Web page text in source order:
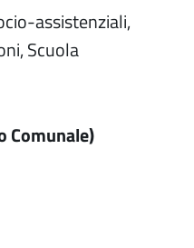
assistenziali,
Scuola
Comunale)